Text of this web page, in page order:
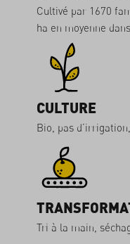
Cultivé par 1670
ha en moyenne
CULTURE
Bio, pas
Tri à la main,